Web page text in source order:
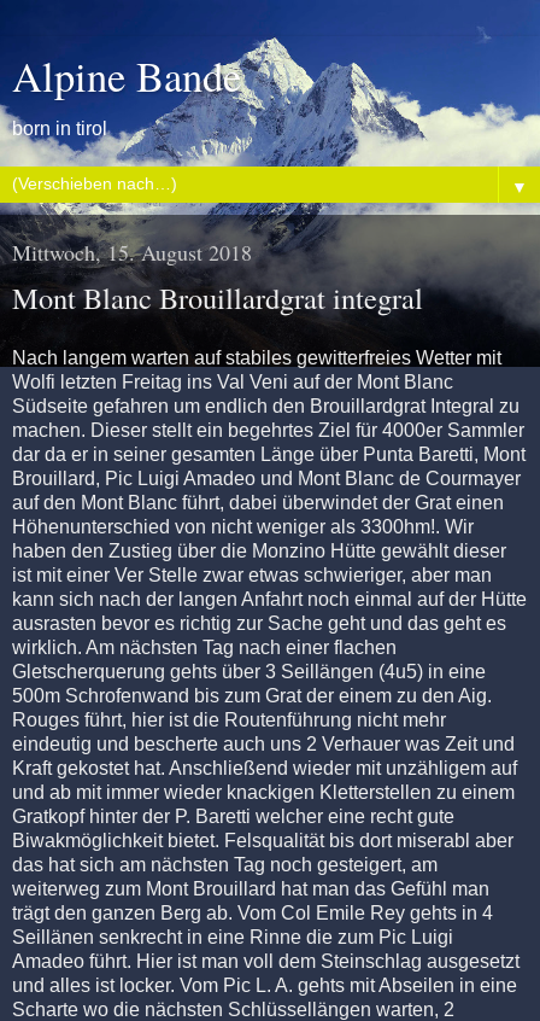
Alpine Bande
born in tirol
▼
Mittwoch, 15. August 2018
Mont Blanc Brouillardgrat integral
Nach langem warten auf stabiles gewitterfreies Wetter mit
Wolfi letzten Freitag ins Val Veni auf der Mont Blanc
Südseite gefahren um endlich den Brouillardgrat Integral zu
machen. Dieser stellt ein begehrtes Ziel für 4000er Sammler
dar da er in seiner gesamten Länge über Punta Baretti, Mont
Brouillard, Pic Luigi Amadeo und Mont Blanc de Courmayer
auf den Mont Blanc führt, dabei überwindet der Grat einen
Höhenunterschied von nicht weniger als 3300hm!. Wir
haben den Zustieg über die Monzino Hütte gewählt dieser
ist mit einer Ver Stelle zwar etwas schwieriger, aber man
kann sich nach der langen Anfahrt noch einmal auf der Hütte
ausrasten bevor es richtig zur Sache geht und das geht es
wirklich. Am nächsten Tag nach einer flachen
Gletscherquerung gehts über 3 Seillängen (4u5) in eine
500m Schrofenwand bis zum Grat der einem zu den Aig.
Rouges führt, hier ist die Routenführung nicht mehr
eindeutig und bescherte auch uns 2 Verhauer was Zeit und
Kraft gekostet hat. Anschließend wieder mit unzähligem auf
und ab mit immer wieder knackigen Kletterstellen zu einem
Gratkopf hinter der P. Baretti welcher eine recht gute
Biwakmöglichkeit bietet. Felsqualität bis dort miserabl aber
das hat sich am nächsten Tag noch gesteigert, am
weiterweg zum Mont Brouillard hat man das Gefühl man
trägt den ganzen Berg ab. Vom Col Emile Rey gehts in 4
Seillänen senkrecht in eine Rinne die zum Pic Luigi
Amadeo führt. Hier ist man voll dem Steinschlag ausgesetzt
und alles ist locker. Vom Pic L. A. gehts mit Abseilen in eine
Scharte wo die nächsten Schlüssellängen warten, 2